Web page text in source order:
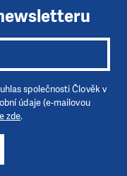
neobejdeme se
pomoci
dárcem
pomoci vždy tam,
společnosti Člověk v
údaje (e-mailovou
zde.